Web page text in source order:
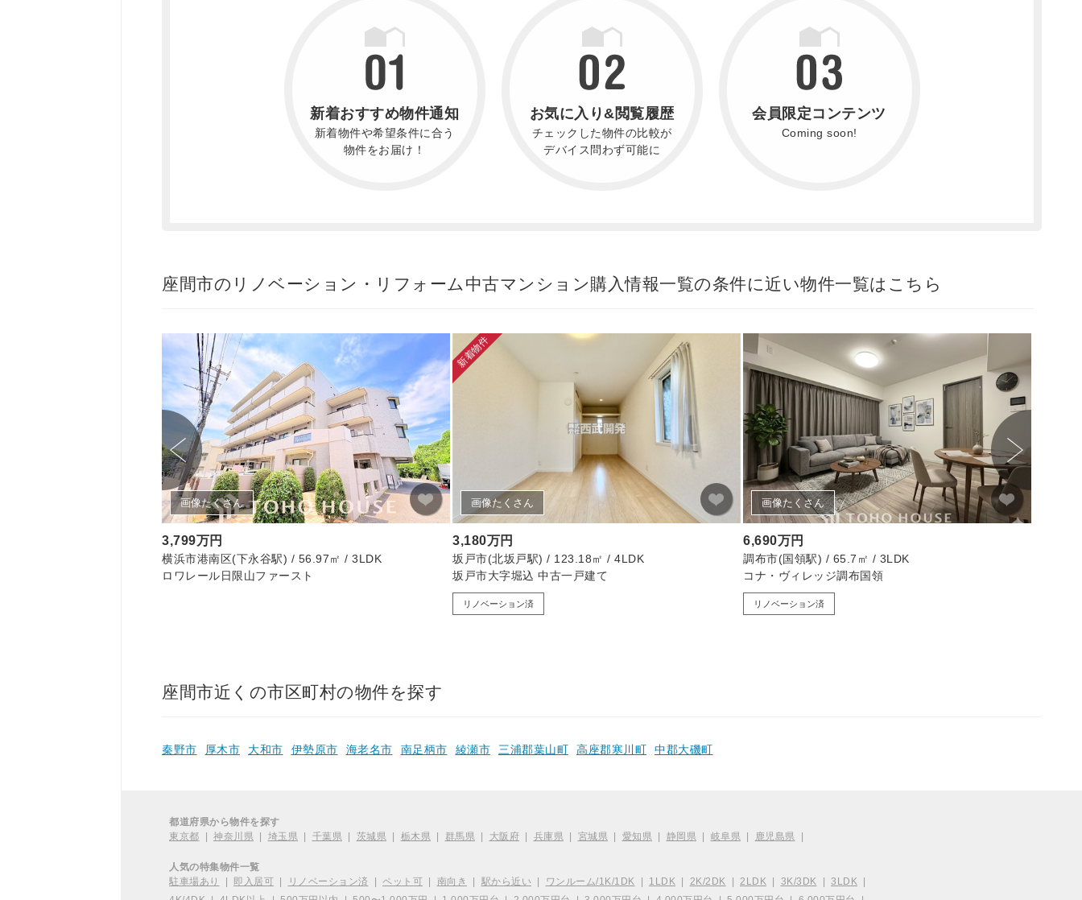
新着おすすめ物件通知
新着物件や希望条件に合う
物件をお届け！
お気に入り&閲覧履歴
チェックした物件の比較が
デバイス問わず可能に
会員限定コンテンツ
Coming soon!
座間市のリノベーション・リフォーム中古マンション購入情報一覧の条件に近い物件一覧はこちら
画像たくさん
3,799万円
横浜市港南区(下永谷駅) / 56.97㎡ / 3LDK
ロワレール日限山ファースト
新着物件
画像たくさん
3,180万円
坂戸市(北坂戸駅) / 123.18㎡ / 4LDK
坂戸市大字堀込 中古一戸建て
リノベーション済
画像たくさん
6,690万円
調布市(国領駅) / 65.7㎡ / 3LDK
コナ・ヴィレッジ調布国領
リノベーション済
座間市近くの市区町村の物件を探す
秦野市 厚木市 大和市 伊勢原市 海老名市 南足柄市 綾瀬市 三浦郡葉山町 高座郡寒川町 中郡大磯町
都道府県から物件を探す
東京都
神奈川県 埼玉県 千葉県 茨城県 栃木県 群馬県 大阪府 兵庫県 宮城県 愛知県 静岡県 岐阜県 鹿児島県
人気の特集物件一覧
駐車場あり
即入居可 リノベーション済 ペット可 南向き 駅から近い ワンルーム/1K/1DK 1LDK 2K/2DK 2LDK 3K/3DK 3LDK